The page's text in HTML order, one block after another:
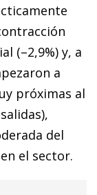
(–2,9%) y, a
a
próximas al
del
el sector.